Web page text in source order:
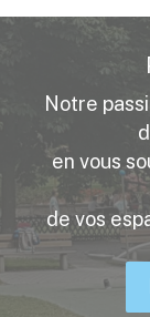
Notre
en vous
de vos